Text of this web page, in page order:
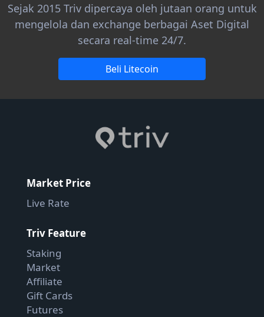
Sejak 2015 Triv dipercaya oleh jutaan orang untuk
mengelola dan exchange berbagai Aset Digital
secara real-time 24/7.
Beli Litecoin
Market Price
Live Rate
Triv Feature
Staking
Market
Affiliate
Gift Cards
Futures